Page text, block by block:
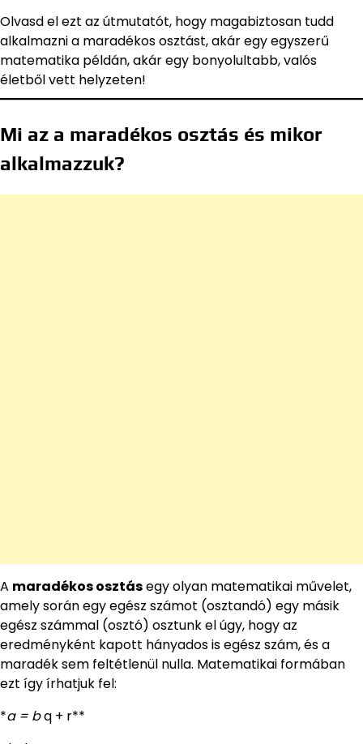
Olvasd el ezt az útmutatót, hogy magabiztosan tudd
alkalmazni a maradékos osztást, akár egy egyszerű
matematika példán, akár egy bonyolultabb, valós
életből vett helyzeten!
Mi az a maradékos osztás és mikor
alkalmazzuk?
A maradékos osztásegy olyan matematikai művelet,
amely során egy egész számot (osztandó) egy másik
egész számmal (osztó) osztunk el úgy, hogy az
eredményként kapott hányados is egész szám, és a
maradék sem feltétlenül nulla. Matematikai formában
ezt így írhatjuk fel:
*a = bq + r**